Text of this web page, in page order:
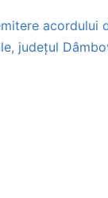
acordului
județul